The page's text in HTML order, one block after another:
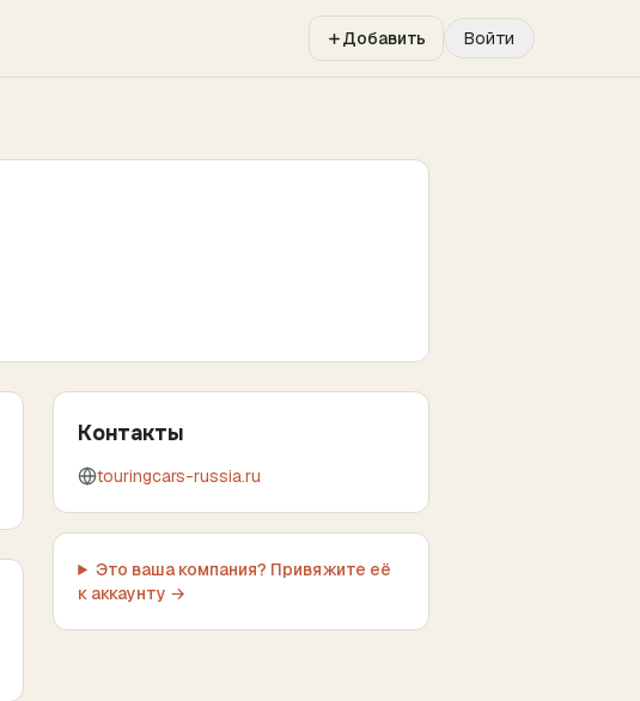
Добавить Войти
Контакты
touringcars-russia.ru
Это ваша компания? Привяжите её
к аккаунту →